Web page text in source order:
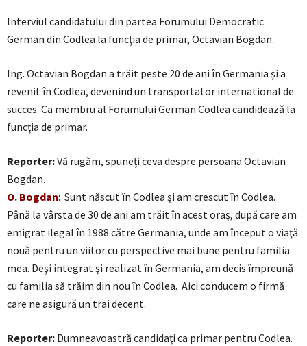
Interviul candidatului din partea Forumului Democratic
German din Codlea la funcţia de primar, Octavian Bogdan.
Ing. Octavian Bogdan a trăit peste 20 de ani în Germania şi a
revenit în Codlea, devenind un transportator international de
succes. Ca membru al Forumului German Codlea candidează la
funcţia de primar.
Reporter:Vă rugăm, spuneţi ceva despre persoana Octavian
Bogdan.
O. Bogdan: Sunt născut în Codlea şi am crescut în Codlea.
Până la vârsta de 30 de ani am trăit în acest oraş, după care am
emigrat ilegal în 1988 către Germania, unde am început o viaţă
nouă pentru un viitor cu perspective mai bune pentru familia
mea. Deşi integrat şi realizat în Germania, am decis împreună
cu familia să trăim din nou în Codlea. Aici conducem o firmă
care ne asigură un trai decent.
Reporter: Dumneavoastră candidaţi ca primar pentru Codlea.